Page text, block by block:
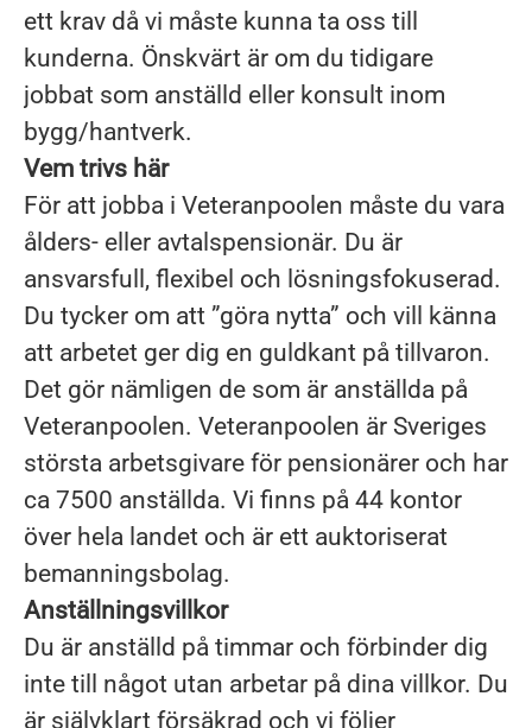
ett krav då vi måste kunna ta oss till
kunderna. Önskvärt är om du tidigare
jobbat som anställd eller konsult inom
bygg/hantverk.
Vem trivs här
För att jobba i Veteranpoolen måste du vara
ålders- eller avtalspensionär. Du är
ansvarsfull, flexibel och lösningsfokuserad.
Du tycker om att ”göra nytta” och vill känna
att arbetet ger dig en guldkant på tillvaron.
Det gör nämligen de som är anställda på
Veteranpoolen. Veteranpoolen är Sveriges
största arbetsgivare för pensionärer och har
ca 7500 anställda. Vi finns på 44 kontor
över hela landet och är ett auktoriserat
bemanningsbolag.
Anställningsvillkor
Du är anställd på timmar och förbinder dig
inte till något utan arbetar på dina villkor. Du
är självklart försäkrad och vi följer